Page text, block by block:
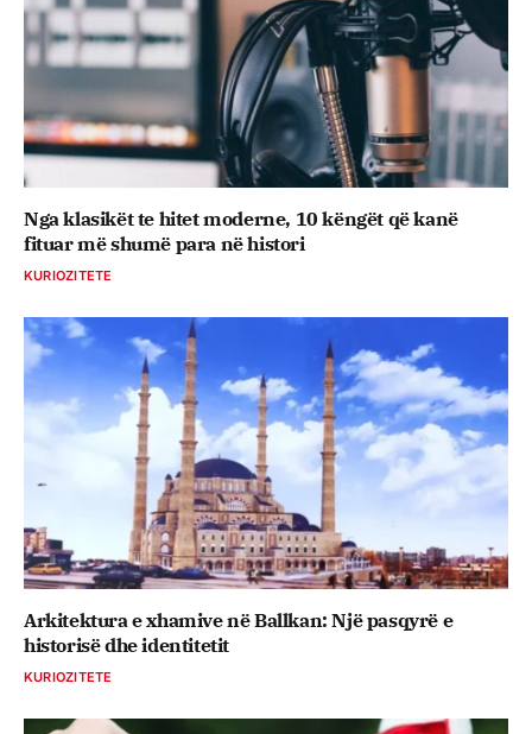
Nga klasikët te hitet moderne, 10 këngët që kanë
fituar më shumë para në histori
KURIOZITETE
Arkitektura e xhamive në Ballkan: Një pasqyrë e
historisë dhe identitetit
KURIOZITETE